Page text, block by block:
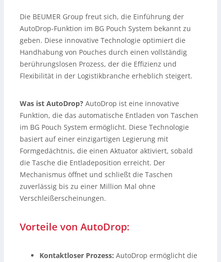
Die BEUMER Group freut sich, die Einführung der
AutoDrop-Funktion im BG Pouch System bekannt zu
geben. Diese innovative Technologie optimiert die
Handhabung von Pouches durch einen vollständig
berührungslosen Prozess, der die Effizienz und
Flexibilität in der Logistikbranche erheblich steigert.
Was ist AutoDrop? AutoDrop ist eine innovative
Funktion, die das automatische Entladen von Taschen
im BG Pouch System ermöglicht. Diese Technologie
basiert auf einer einzigartigen Legierung mit
Formgedächtnis, die einen Aktuator aktiviert, sobald
die Tasche die Entladeposition erreicht. Der
Mechanismus öffnet und schließt die Taschen
zuverlässig bis zu einer Million Mal ohne
Verschleißerscheinungen.
Vorteile von AutoDrop:
Kontaktloser Prozess: AutoDrop ermöglicht die